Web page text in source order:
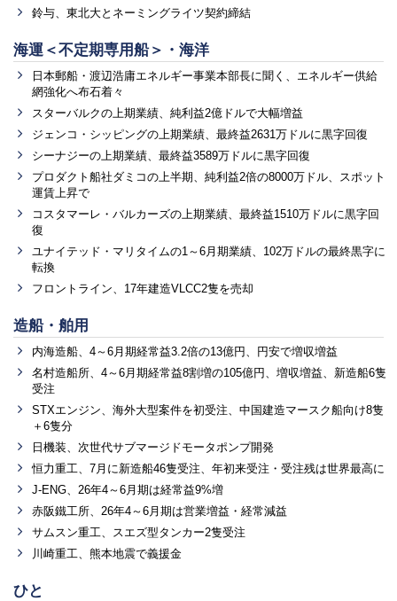
鈴与、東北大とネーミングライツ契約締結
海運＜不定期専用船＞・海洋
日本郵船・渡辺浩庸エネルギー事業本部長に聞く、エネルギー供給
網強化へ布石着々
スターバルクの上期業績、純利益2億ドルで大幅増益
ジェンコ・シッピングの上期業績、最終益2631万ドルに黒字回復
シーナジーの上期業績、最終益3589万ドルに黒字回復
プロダクト船社ダミコの上半期、純利益2倍の8000万ドル、スポット
運賃上昇で
コスタマーレ・バルカーズの上期業績、最終益1510万ドルに黒字回
復
ユナイテッド・マリタイムの1～6月期業績、102万ドルの最終黒字に
転換
フロントライン、17年建造VLCC2隻を売却
造船・舶用
内海造船、4～6月期経常益3.2倍の13億円、円安で増収増益
名村造船所、4～6月期経常益8割増の105億円、増収増益、新造船6隻
受注
STXエンジン、海外大型案件を初受注、中国建造マースク船向け8隻
＋6隻分
日機装、次世代サブマージドモータポンプ開発
恒力重工、7月に新造船46隻受注、年初来受注・受注残は世界最高に
J-ENG、26年4～6月期は経常益9%増
赤阪鐵工所、26年4～6月期は営業増益・経常減益
サムスン重工、スエズ型タンカー2隻受注
川崎重工、熊本地震で義援金
ひと